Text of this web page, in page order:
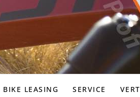
BIKE LEASING SERVICE